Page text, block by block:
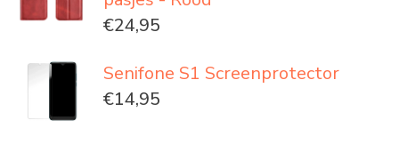
€24,95
Senifone S1 Screenprotector
€14,95